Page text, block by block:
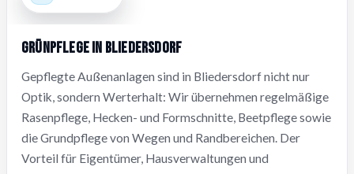
Grünpflege in Bliedersdorf
Gepflegte Außenanlagen sind in Bliedersdorf nicht nur
Optik, sondern Werterhalt: Wir übernehmen regelmäßige
Rasenpflege, Hecken- und Formschnitte, Beetpflege sowie
die Grundpflege von Wegen und Randbereichen. Der
Vorteil für Eigentümer, Hausverwaltungen und